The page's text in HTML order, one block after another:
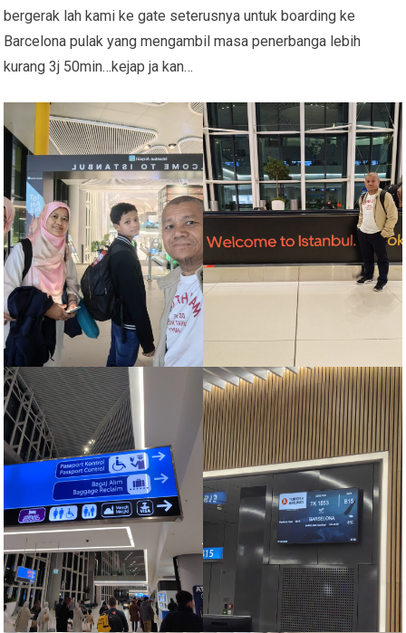
bergerak lah kami ke gate seterusnya untuk boarding ke
Barcelona pulak yang mengambil masa penerbanga lebih
kurang 3j 50min…kejap ja kan…